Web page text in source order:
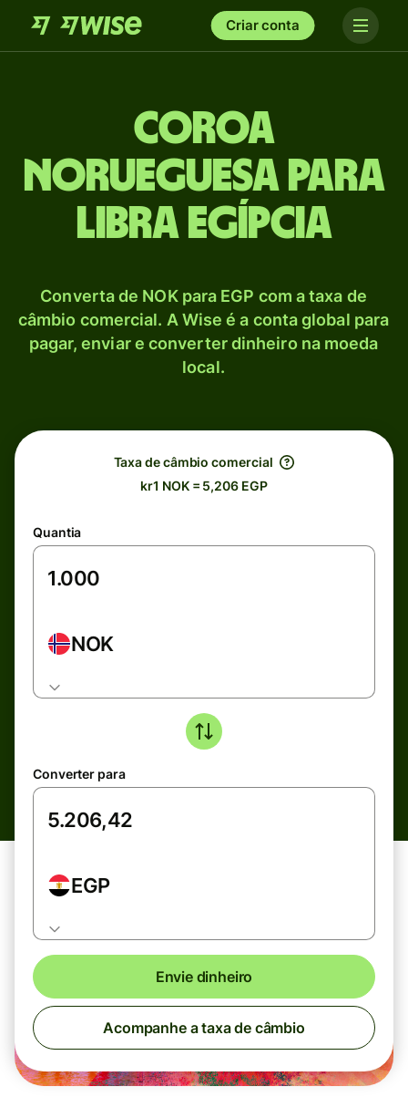
Criar conta
Coroa
norueguesa para
Libra egípcia
Converta de NOK para EGP com a taxa de
câmbio comercial. A Wise é a conta global para
pagar, enviar e converter dinheiro na moeda
local.
Taxa de câmbio comercial
kr1 NOK = 5,206 EGP
Quantia
NOK
Converter para
EGP
Envie dinheiro
Acompanhe a taxa de câmbio